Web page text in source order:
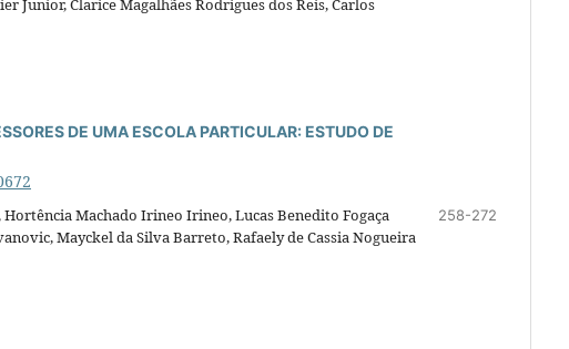
Junior, Clarice Magalhães Rodrigues dos Reis, Carlos
DE UMA ESCOLA PARTICULAR: ESTUDO DE
Machado Irineo Irineo, Lucas Benedito Fogaça
Mayckel da Silva Barreto, Rafaely de Cassia Nogueira
258-272